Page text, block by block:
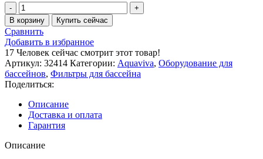
Количество
товара
Фильтр
AquaViva
PS32
(25m3/h,
800mm,
355kg,
2"
бок)
В корзину Купить сейчас
Сравнить
Добавить в избранное
17 Человек сейчас смотрит этот товар!
Артикул: 32414 Категории: Aquaviva, Оборудование для
бассейнов, Фильтры для бассейна
Поделиться:
Описание
Доставка и оплата
Гарантия
Описание